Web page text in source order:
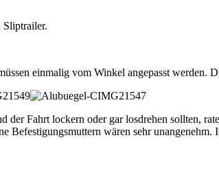
Sliptrailer.
einmalig vom Winkel angepasst werden.
der Fahrt lockern oder gar losdrehen sollten,
Befestigungsmuttern wären sehr